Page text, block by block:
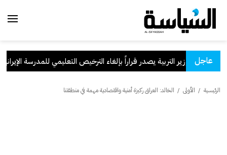
عاجلوزير التربية يصدر قراراً بإلغاء الترخيص التعليمي للمدرسة الإيرانية
الرئيسية / الأولى / الخالد: العراق ركيزة أمنية واقتصادية مهمة في منطقتنا